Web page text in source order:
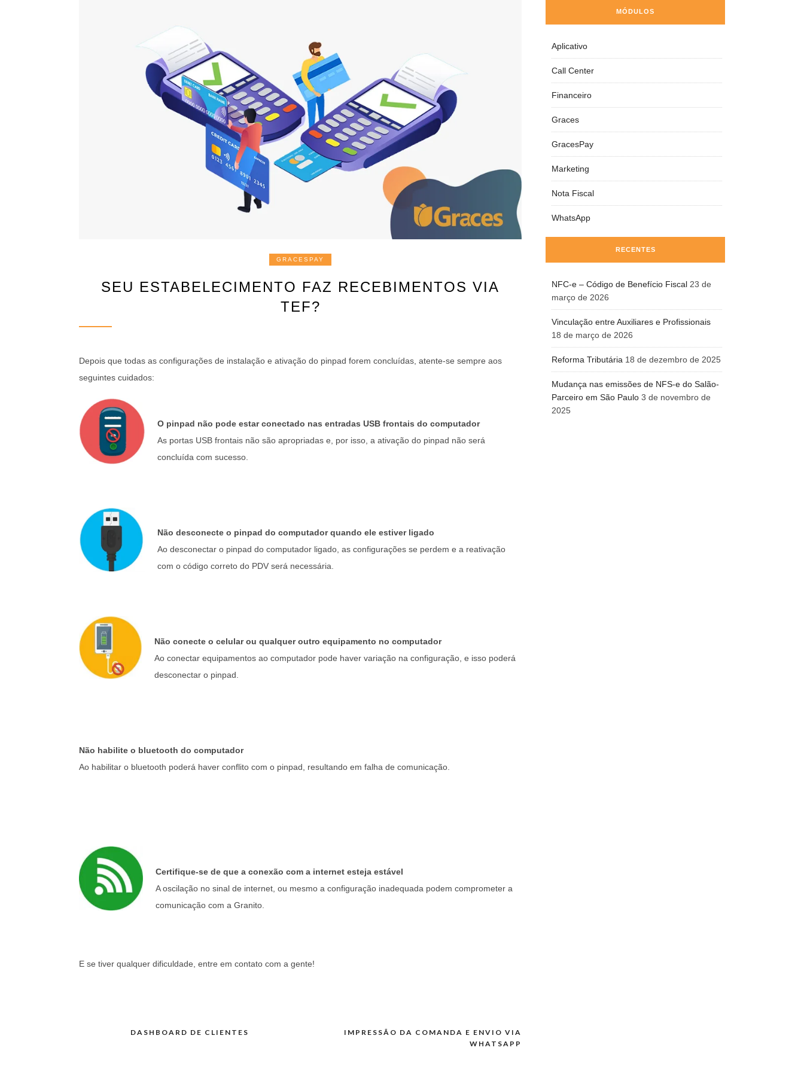
GRACESPAY
SEU ESTABELECIMENTO FAZ RECEBIMENTOS VIA
TEF?
Depois que todas as configurações de instalação e ativação do pinpad forem concluídas, atente-se sempre aos
seguintes cuidados:
O pinpad não pode estar conectado nas entradas USB frontais do computador
As portas USB frontais não são apropriadas e, por isso, a ativação do pinpad não será
concluída com sucesso.
Não desconecte o pinpad do computador quando ele estiver ligado
Ao desconectar o pinpad do computador ligado, as configurações se perdem e a reativação
com o código correto do PDV será necessária.
Não conecte o celular ou qualquer outro equipamento no computador
Ao conectar equipamentos ao computador pode haver variação na configuração, e isso poderá
desconectar o pinpad.
Não habilite o bluetooth do computador
Ao habilitar o bluetooth poderá haver conflito com o pinpad, resultando em falha de comunicação.
Certifique-se de que a conexão com a internet esteja estável
A oscilação no sinal de internet, ou mesmo a configuração inadequada podem comprometer a
comunicação com a Granito.
E se tiver qualquer dificuldade, entre em contato com a gente!
NavegaçãoDASHBOARD DE CLIENTES
IMPRESSÃO DA COMANDA E ENVIO VIA
WHATSAPP
MÓDULOS
Aplicativo
Call Center
Financeiro
Graces
GracesPay
Marketing
Nota Fiscal
WhatsApp
RECENTES
NFC-e – Código de Benefício Fiscal 23 de
março de 2026
Vinculação entre Auxiliares e Profissionais
18 de março de 2026
Reforma Tributária 18 de dezembro de 2025
Mudança nas emissões de NFS-e do Salão-
Parceiro em São Paulo 3 de novembro de
2025